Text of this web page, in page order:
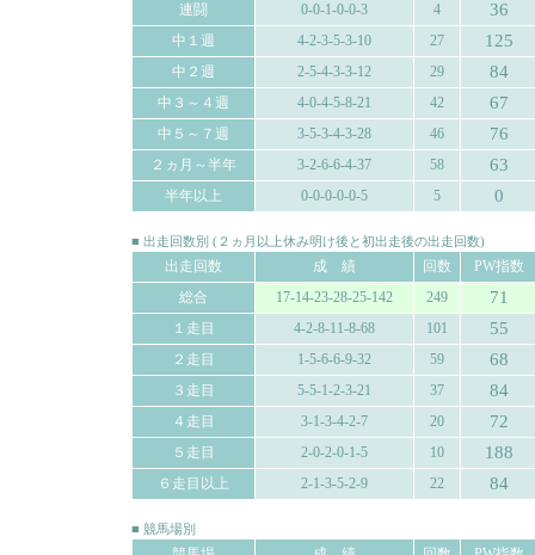
連闘 0-0-1-0-0-3 4 36
中１週 4-2-3-5-3-10 27 125
中２週 2-5-4-3-3-12 29 84
中３～４週 4-0-4-5-8-21 42 67
中５～７週 3-5-3-4-3-28 46 76
２ヵ月～半年 3-2-6-6-4-37 58 63
半年以上 0-0-0-0-0-5 5 0
■ 出走回数別 (２ヵ月以上休み明け後と初出走後の出走回数)
出走回数 成 績 回数
PW指数
総合
17-14-23-28-25-142 249 71
１走目 4-2-8-11-8-68 101 55
２走目 1-5-6-6-9-32 59 68
３走目 5-5-1-2-3-21 37 84
４走目 3-1-3-4-2-7 20 72
５走目 2-0-2-0-1-5 10 188
６走目以上 2-1-3-5-2-9 22 84
■ 競馬場別